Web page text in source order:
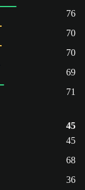
76
70
70
69
71
45
45
68
36